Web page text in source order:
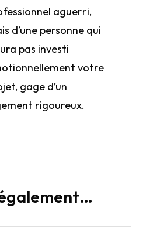
aguerri,
d’une personne qui
pas investi
votre
gage d’un
rigoureux.